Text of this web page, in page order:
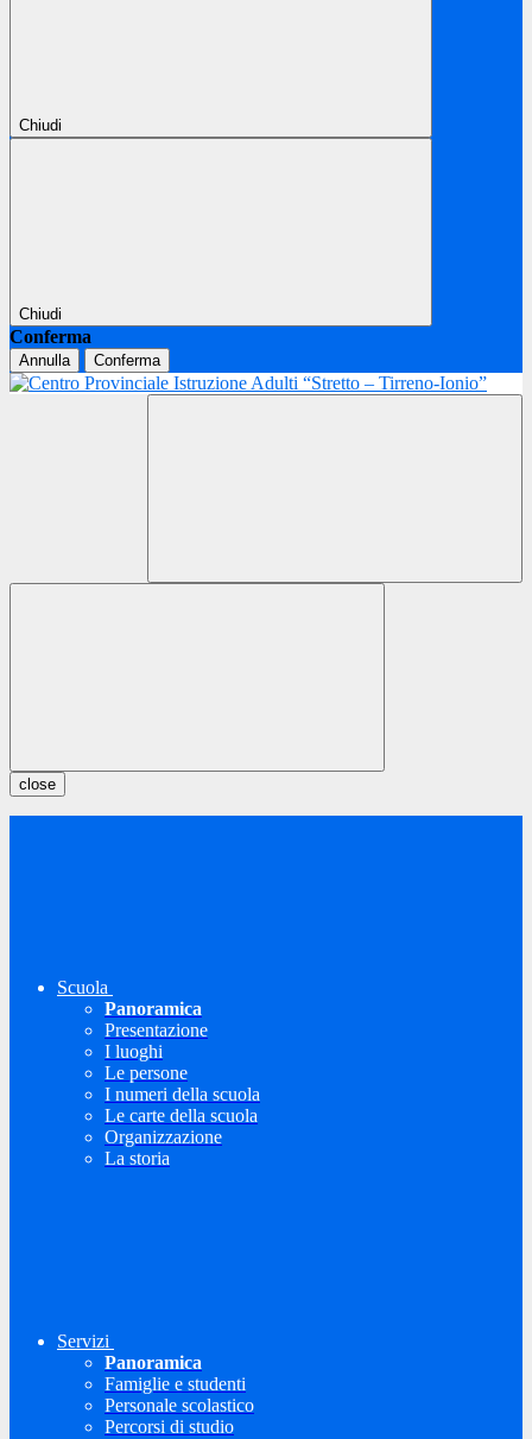
Chiudi
Chiudi
Conferma
Annulla Conferma
close
Scuola
Panoramica
Presentazione
I luoghi
Le persone
I numeri della scuola
Le carte della scuola
Organizzazione
La storia
Servizi
Panoramica
Famiglie e studenti
Personale scolastico
Percorsi di studio